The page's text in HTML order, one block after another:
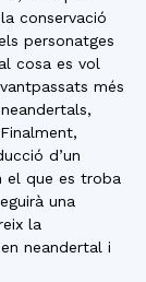
conservació
personatges
cosa es vol
més
d’un
el que es troba
una
la
neandertal i